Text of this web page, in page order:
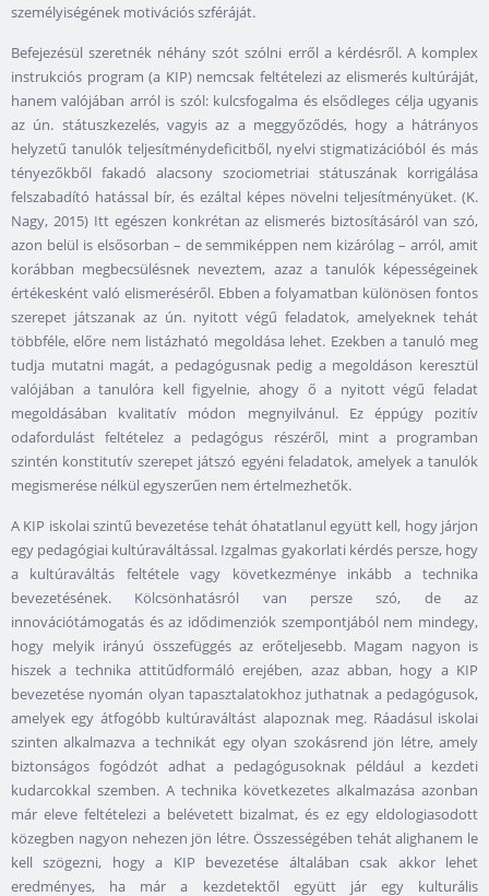
személyiségének motivációs szféráját.
Befejezésül szeretnék néhány szót szólni erről a kérdésről. A komplex
instrukciós program (a KIP) nemcsak feltételezi az elismerés kultúráját,
hanem valójában arról is szól: kulcsfogalma és elsődleges célja ugyanis
az ún. státuszkezelés, vagyis az a meggyőződés, hogy a hátrányos
helyzetű tanulók teljesítménydeficitből, nyelvi stigmatizációból és más
tényezőkből fakadó alacsony szociometriai státuszának korrigálása
felszabadító hatással bír, és ezáltal képes növelni teljesítményüket. (K.
Nagy, 2015) Itt egészen konkrétan az elismerés biztosításáról van szó,
azon belül is elsősorban – de semmiképpen nem kizárólag – arról, amit
korábban megbecsülésnek neveztem, azaz a tanulók képességeinek
értékesként való elismeréséről. Ebben a folyamatban különösen fontos
szerepet játszanak az ún. nyitott végű feladatok, amelyeknek tehát
többféle, előre nem listázható megoldása lehet. Ezekben a tanuló meg
tudja mutatni magát, a pedagógusnak pedig a megoldáson keresztül
valójában a tanulóra kell figyelnie, ahogy ő a nyitott végű feladat
megoldásában kvalitatív módon megnyilvánul. Ez éppúgy pozitív
odafordulást feltételez a pedagógus részéről, mint a programban
szintén konstitutív szerepet játszó egyéni feladatok, amelyek a tanulók
megismerése nélkül egyszerűen nem értelmezhetők.
A KIP iskolai szintű bevezetése tehát óhatatlanul együtt kell, hogy járjon
egy pedagógiai kultúraváltással. Izgalmas gyakorlati kérdés persze, hogy
a kultúraváltás feltétele vagy következménye inkább a technika
bevezetésének. Kölcsönhatásról van persze szó, de az
innovációtámogatás és az idődimenziók szempontjából nem mindegy,
hogy melyik irányú összefüggés az erőteljesebb. Magam nagyon is
hiszek a technika attitűdformáló erejében, azaz abban, hogy a KIP
bevezetése nyomán olyan tapasztalatokhoz juthatnak a pedagógusok,
amelyek egy átfogóbb kultúraváltást alapoznak meg. Ráadásul iskolai
szinten alkalmazva a technikát egy olyan szokásrend jön létre, amely
biztonságos fogódzót adhat a pedagógusoknak például a kezdeti
kudarcokkal szemben. A technika következetes alkalmazása azonban
már eleve feltételezi a belévetett bizalmat, és ez egy eldologiasodott
közegben nagyon nehezen jön létre. Összességében tehát alighanem le
kell szögezni, hogy a KIP bevezetése általában csak akkor lehet
eredményes, ha már a kezdetektől együtt jár egy kulturális